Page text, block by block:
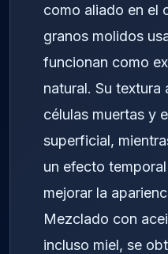
como aliado en el
granos molidos
funcionan como
natural. Su textura
células muertas y
superficial,
un efecto
mejorar la
Mezclado con
incluso miel, se